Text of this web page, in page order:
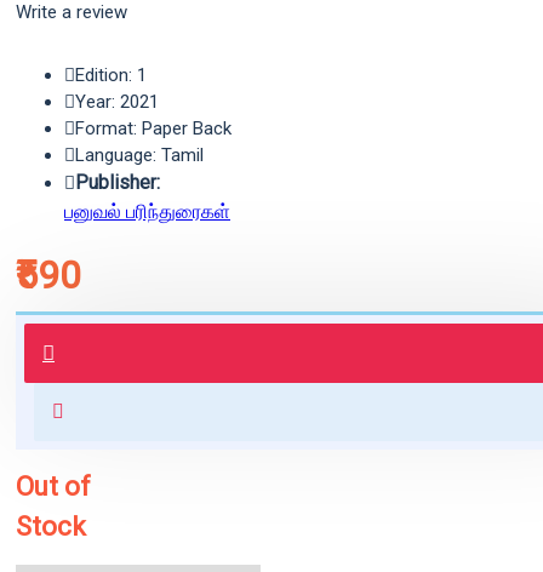
Write a review
₹590
Edition: 1
Year: 2021
Format: Paper Back
Language: Tamil
Publisher:
பனுவல் பரிந்துரைகள்
புத்தகம் 3 - 7 நாட்களில் அனுப்பி
வைக்கப்படும்.
for orders above ₹1000 within
Out of
Stock